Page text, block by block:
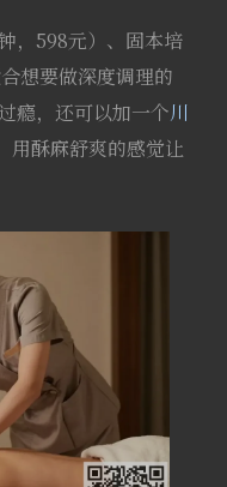
，598元）、固本培
想要做深度调理的
瘾，还可以加一个川
用酥麻舒爽的感觉让